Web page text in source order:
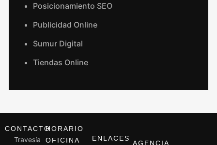
Posicionamiento SEO
Publicidad Online
Sumur Digital
Tiendas Online
CONTACTO
Travesía
HORARIO
OFICINA
ENLACES
AGENCIA